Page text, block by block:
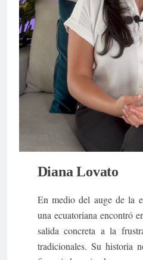
Diana Lovato
En medio del auge de la
una ecuatoriana encontró
salida concreta a la
tradicionales. Su historia